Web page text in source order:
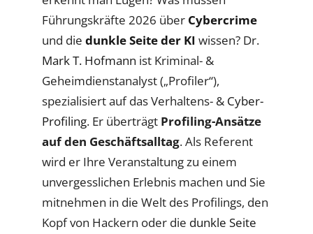
Führungskräfte 2026 über Cybercrime
und die dunkle Seite der KI wissen? Dr.
Mark T. Hofmann ist Kriminal- &
Geheimdienstanalyst („Profiler“),
spezialisiert auf das Verhaltens- & Cyber-
Profiling. Er überträgt Profiling-Ansätze
auf den Geschäftsalltag. Als Referent
wird er Ihre Veranstaltung zu einem
unvergesslichen Erlebnis machen und Sie
mitnehmen in die Welt des Profilings, den
Kopf von Hackern oder die dunkle Seite